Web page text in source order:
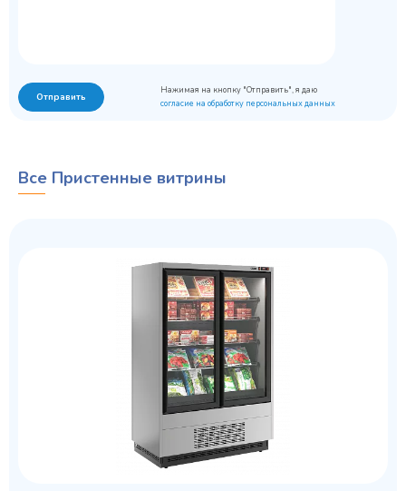
Отправить
Нажимая на кнопку "Отправить", я даю
согласие на обработку персональных данных
Все Пристенные витрины